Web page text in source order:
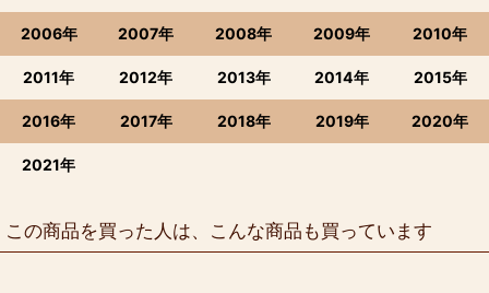
2006年 2007年 2008年 2009年 2010年
2011年 2012年 2013年 2014年 2015年
2016年 2017年 2018年 2019年 2020年
2021年
この商品を買った人は、こんな商品も買っています